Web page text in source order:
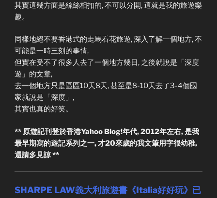
其實這幾方面是絲絲相扣的, 不可以分開, 這就是我的旅遊樂
趣。
同樣地絕不要香港式的走馬看花旅遊, 深入了解一個地方, 不
可能是一時三刻的事情,
但實在受不了很多人去了一個地方幾日, 之後就說是「深度
遊」的文章,
去一個地方只是區區10天8天, 甚至是8-10天去了3-4個國
家就說是「深度」,
其實也真的好笑。
** 原遊記刊登於香港Yahoo Blog!年代, 2012年左右, 是我
最早期寫的遊記系列之一, 才20來歲的我文筆用字很幼稚,
還請多見諒 **
SHARPE LAW義大利旅遊書《Italia好好玩》已